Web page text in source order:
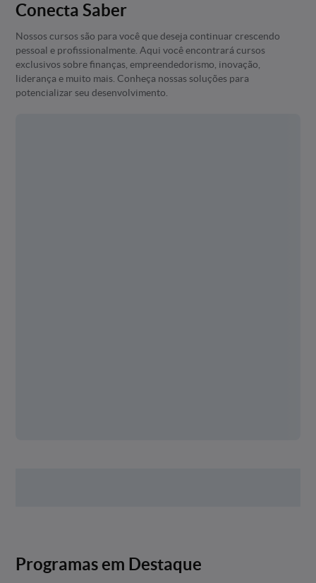
Conecta Saber
Nossos cursos são para você que deseja continuar crescendo
pessoal e profissionalmente. Aqui você encontrará cursos
exclusivos sobre finanças, empreendedorismo, inovação,
liderança e muito mais. Conheça nossas soluções para
potencializar seu desenvolvimento.
Programas em Destaque